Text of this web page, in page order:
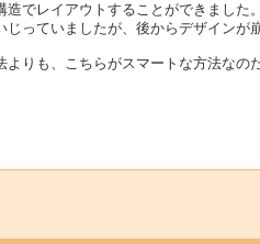
でレイアウトすることができました。
じっていましたが、後からデザインが
よりも、こちらがスマートな方法なの